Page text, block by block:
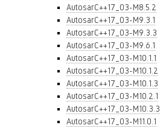
AutosarC++17_03-M8.5.2
AutosarC++17_03-M9.3.1
AutosarC++17_03-M9.3.3
AutosarC++17_03-M9.6.1
AutosarC++17_03-M10.1.1
AutosarC++17_03-M10.1.2
AutosarC++17_03-M10.1.3
AutosarC++17_03-M10.2.1
AutosarC++17_03-M10.3.3
AutosarC++17_03-M11.0.1